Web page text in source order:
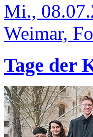
Mi.,
Weimar,
Tage der